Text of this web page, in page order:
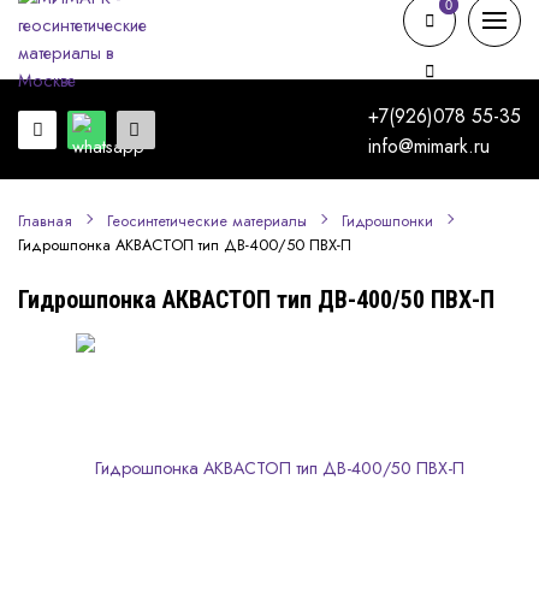
+7(926)078 55-35
info@mimark.ru
0
0
Главная Геосинтетические материалы Гидрошпонки
Гидрошпонка АКВАСТОП тип ДВ-400/50 ПВХ-П
Гидрошпонка АКВАСТОП тип ДВ-400/50 ПВХ-П